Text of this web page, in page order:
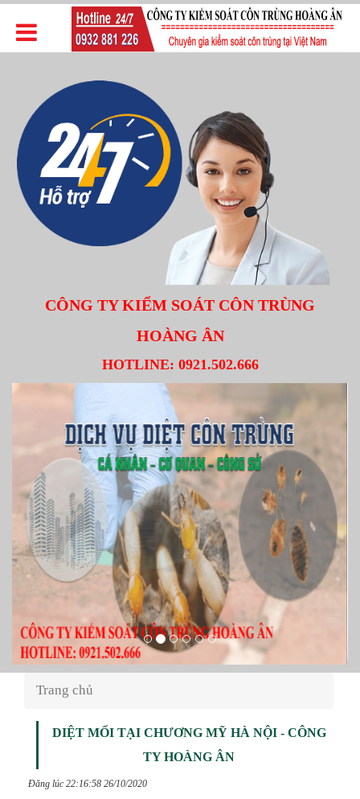
CÔNG TY KIỂM SOÁT CÔN TRÙNG
HOÀNG ÂN
HOTLINE: 0921.502.666
Trang chủ
DIỆT MỐI TẠI CHƯƠNG MỸ HÀ NỘI - CÔNG
TY HOÀNG ÂN
Đăng lúc 22:16:58 26/10/2020